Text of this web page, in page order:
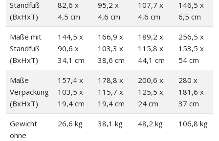
Standfuß
(BxHxT)
82,6 x
4,5 cm
95,2 x
4,6 cm
107,7 x
4,6 cm
146,5 x
6,5 cm
Maße mit
Standfuß
(BxHxT)
144,5 x
90,6 x
34,1 cm
166,9 x
103,3 x
38,6 cm
189,2 x
115,8 x
44,1 cm
256,5 x
153,5 x
54 cm
Maße
Verpackung
(BxHxT)
157,4 x
103,5 x
19,4 cm
178,8 x
115,7 x
19,4 cm
200,6 x
125,5 x
24 cm
280 x
181,6 x
37 cm
Gewicht
ohne
26,6 kg 38,1 kg 48,2 kg 106,8 kg